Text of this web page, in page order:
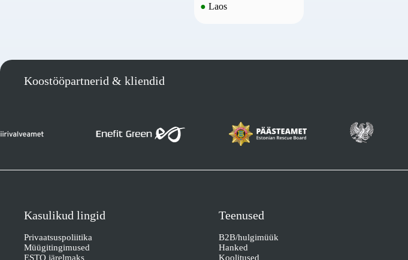
● Laos
Koostööpartnerid & kliendid
Kasulikud lingid
Privaatsuspoliitika
Müügitingimused
ESTO järelmaks
Teenused
B2B/hulgimüük
Hanked
Koolitused